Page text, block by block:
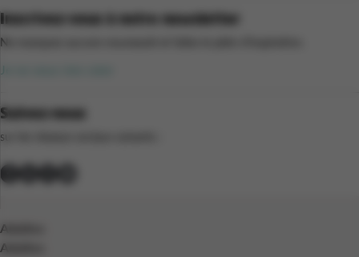
Inscrivez-vous à notre newsletter
Ne manquez aucune nouveauté et faites le plein d’inspiration.
Je ne veux rien rater
Suivez-nous
sur les réseaux sociaux suivants :
Adultes
Adultes